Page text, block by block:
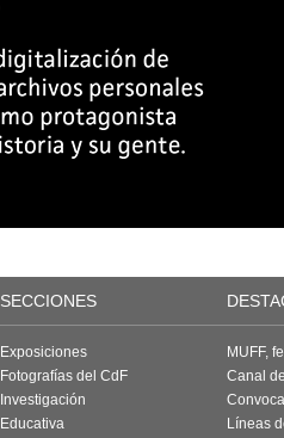
SECCIONES
Exposiciones
Fotografías del CdF
Investigación
Educativa
MUFF,
Canal
Líneas